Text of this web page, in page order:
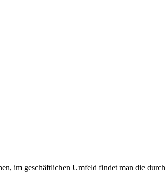
im geschäftlichen Umfeld findet man die